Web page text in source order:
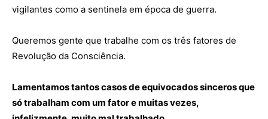
vigilantes como a sentinela em época de guerra.
Queremos gente que trabalhe com os três fatores de
Revolução da Consciência.
Lamentamos tantos casos de equivocados sinceros que
só trabalham com um fator e muitas vezes,